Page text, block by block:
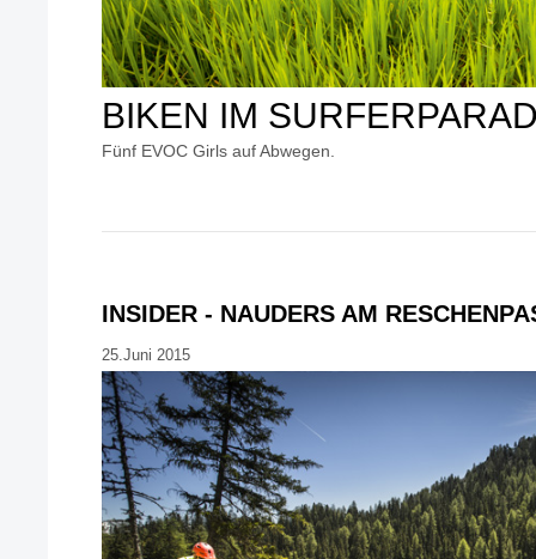
BIKEN IM
Fünf EVOC Girls auf Abwegen.
INSIDER - NAUDERS AM
25.Juni 2015